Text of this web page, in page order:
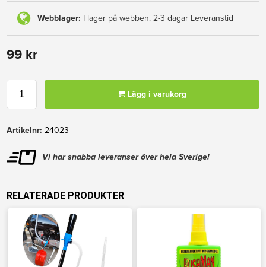
Webblager: I lager på webben. 2-3 dagar Leveranstid
99 kr
Lägg i varukorg
Artikelnr: 24023
Vi har snabba leveranser över hela Sverige!
RELATERADE PRODUKTER